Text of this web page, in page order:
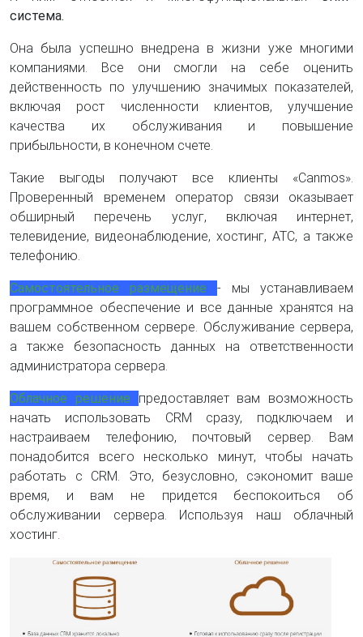
система.
Она была успешно внедрена в жизни уже многими
компаниями. Все они смогли на себе оценить
действенность по улучшению значимых показателей,
включая рост численности клиентов, улучшение
качества их обслуживания и повышение
прибыльности, в конечном счете.
Такие выгоды получают все клиенты «Canmos».
Проверенный временем оператор связи оказывает
обширный перечень услуг, включая интернет,
телевидение, видеонаблюдение, хостинг, АТС, а также
телефонию.
Самостоятельное размещение - мы устанавливаем
программное обеспечение и все данные хранятся на
вашем собственном сервере. Обслуживание сервера,
а также безопасность данных на ответственности
администратора сервера.
Облачное решение предоставляет вам возможность
начать использовать CRM сразу, подключаем и
настраиваем телефонию, почтовый сервер. Вам
понадобится всего несколько минут, чтобы начать
работать с CRM. Это, безусловно, сэкономит ваше
время, и вам не придется беспокоиться об
обслуживании сервера. Используя наш облачный
хостинг.